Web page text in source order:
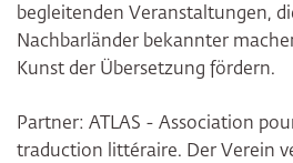
begleitenden Veranstaltungen,
Nachbarländer bekannter
Kunst der Übersetzung fördern.
Partner: ATLAS - Association
traduction littéraire. Der Verein